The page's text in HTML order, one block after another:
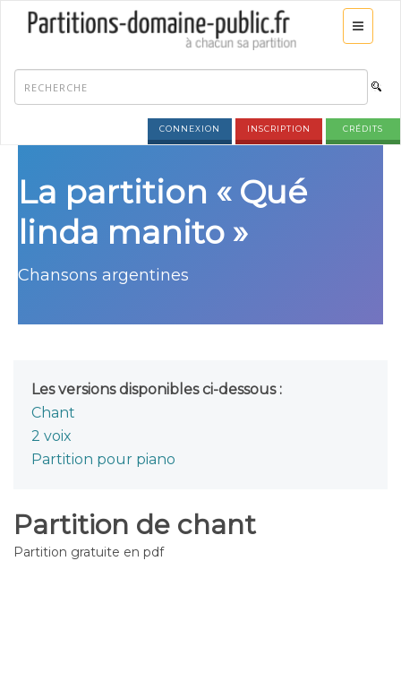
CONNEXION INSCRIPTION CRÉDITS
La partition « Qué
linda manito »
Chansons argentines
Les versions disponibles ci-dessous :
Chant
2 voix
Partition pour piano
Partition de chant
Partition gratuite en pdf